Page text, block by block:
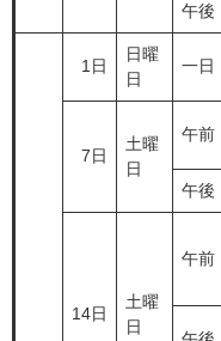
午後
1日
日曜
日
一日
7日
土曜
日
午前
午後
14日
土曜
日
午前